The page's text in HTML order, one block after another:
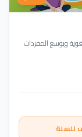
ويوسع المفردات
للسلة